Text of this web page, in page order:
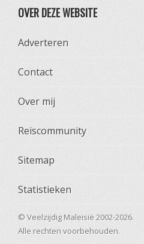
OVER DEZE WEBSITE
Adverteren
Contact
Over mij
Reiscommunity
Sitemap
Statistieken
© Veelzijdig Maleisië 2002-2026.
Alle rechten voorbehouden.